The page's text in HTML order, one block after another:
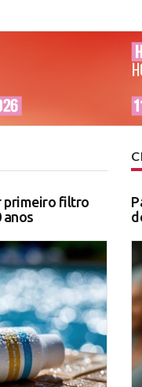
primeiro filtro
anos